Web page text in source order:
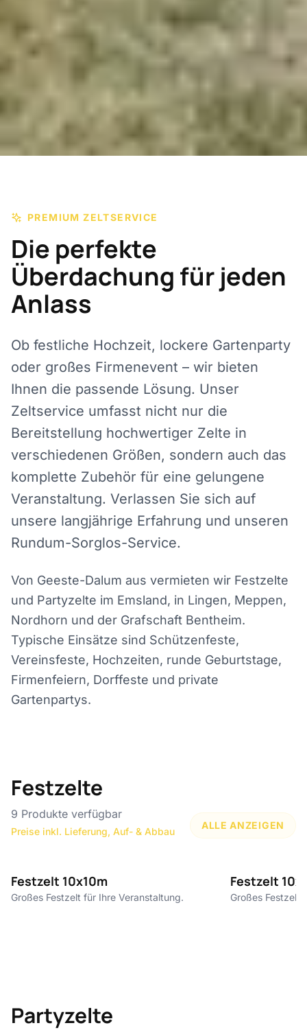
PREMIUM ZELTSERVICE
Die perfekte
Überdachung für jeden
Anlass
Ob festliche Hochzeit, lockere Gartenparty
oder großes Firmenevent – wir bieten
Ihnen die passende Lösung. Unser
Zeltservice umfasst nicht nur die
Bereitstellung hochwertiger Zelte in
verschiedenen Größen, sondern auch das
komplette Zubehör für eine gelungene
Veranstaltung. Verlassen Sie sich auf
unsere langjährige Erfahrung und unseren
Rundum-Sorglos-Service.
Von Geeste-Dalum aus vermieten wir Festzelte
und Partyzelte im Emsland, in Lingen, Meppen,
Nordhorn und der Grafschaft Bentheim.
Typische Einsätze sind Schützenfeste,
Vereinsfeste, Hochzeiten, runde Geburtstage,
Firmenfeiern, Dorffeste und private
Gartenpartys.
Festzelte
9 Produkte verfügbar
Preise inkl. Lieferung, Auf- & Abbau
ALLE ANZEIGEN
Festzelt 10x10m
Großes Festzelt für Ihre Veranstaltung.
Festzelt
Großes Festzelt
Partyzelte